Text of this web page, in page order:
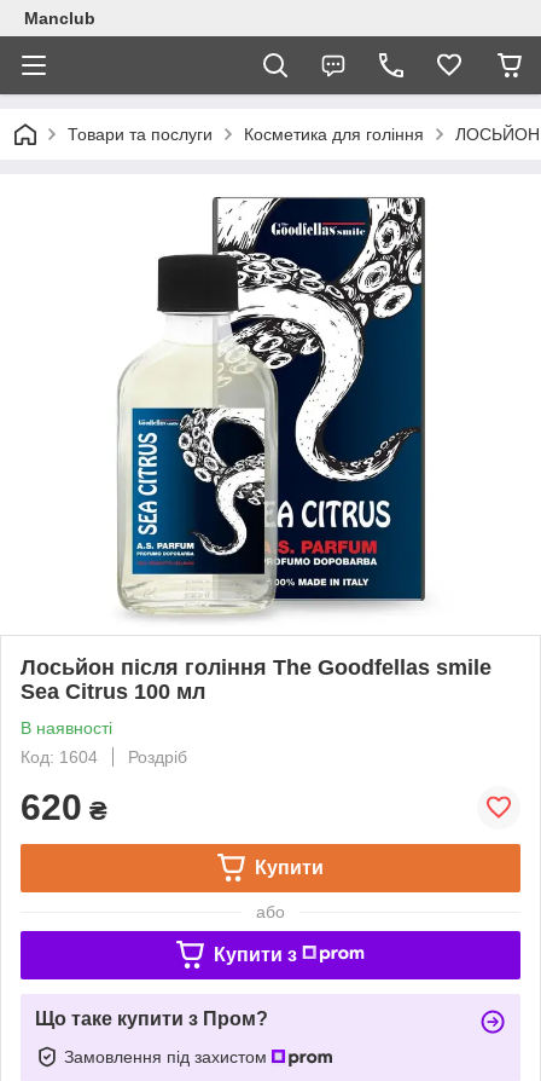
Manclub
Товари та послуги Косметика для гоління ЛОСЬЙОН
Лосьйон після гоління The Goodfellas smile
Sea Citrus 100 мл
В наявності
Код: 1604
Роздріб
620 ₴
Купити
або
Купити з
Що таке купити з Пром?
Замовлення під захистом